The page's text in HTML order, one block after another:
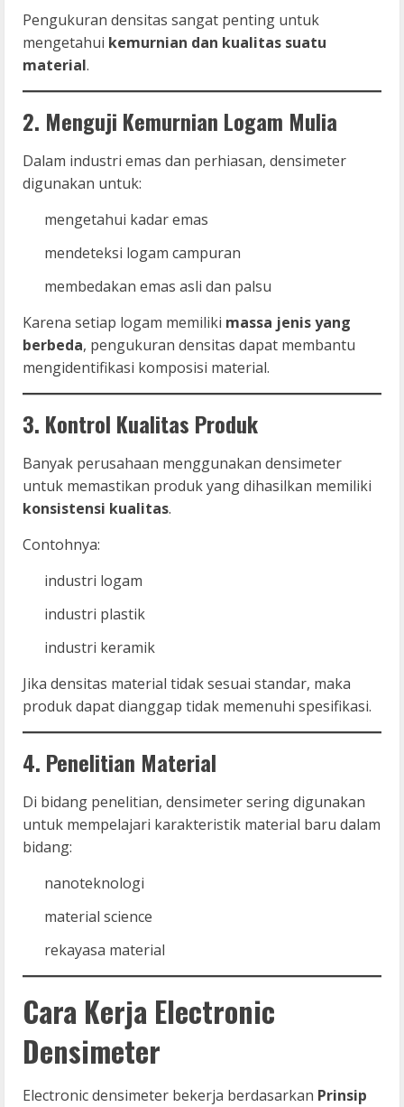
Pengukuran densitas sangat penting untuk
mengetahui kemurnian dan kualitas suatu
material.
2. Menguji Kemurnian Logam Mulia
Dalam industri emas dan perhiasan, densimeter
digunakan untuk:
mengetahui kadar emas
mendeteksi logam campuran
membedakan emas asli dan palsu
Karena setiap logam memiliki massa jenis yang
berbeda, pengukuran densitas dapat membantu
mengidentifikasi komposisi material.
3. Kontrol Kualitas Produk
Banyak perusahaan menggunakan densimeter
untuk memastikan produk yang dihasilkan memiliki
konsistensi kualitas.
Contohnya:
industri logam
industri plastik
industri keramik
Jika densitas material tidak sesuai standar, maka
produk dapat dianggap tidak memenuhi spesifikasi.
4. Penelitian Material
Di bidang penelitian, densimeter sering digunakan
untuk mempelajari karakteristik material baru dalam
bidang:
nanoteknologi
material science
rekayasa material
Cara Kerja Electronic
Densimeter
Electronic densimeter bekerja berdasarkan Prinsip